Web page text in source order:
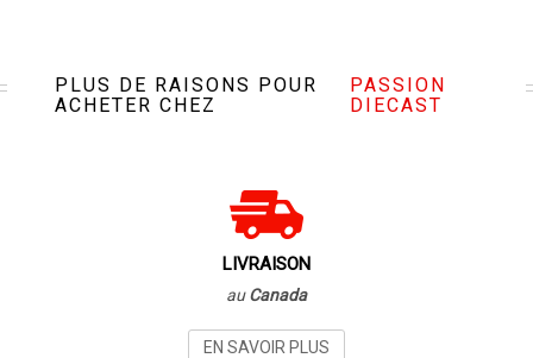
PLUS DE RAISONS POUR
ACHETER CHEZ
PASSION
DIECAST
LIVRAISON
auCanada
EN SAVOIR PLUS